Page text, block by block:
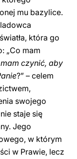
mu bazylice.
która go
„Co mam
czynić, aby
?” – celem
swojego
staje się
Jego
w którym
w Prawie, lecz